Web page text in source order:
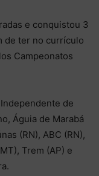
e conquistou 3
de ter no currículo
Campeonatos
de
Águia de Marabá
(RN), ABC (RN),
Trem (AP) e